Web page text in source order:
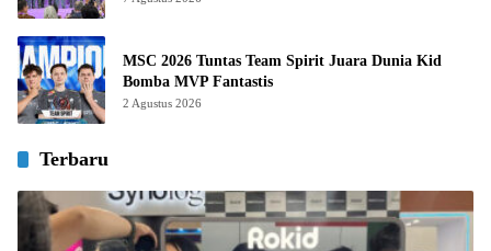
MSC 2026 Tuntas Team Spirit Juara Dunia Kid
Bomba MVP Fantastis
2 Agustus 2026
Terbaru